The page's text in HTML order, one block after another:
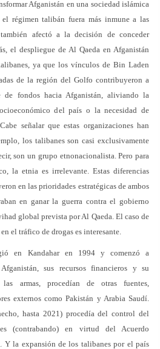
Afganistán en una sociedad islámica
régimen talibán fuera más inmune a las
afectó a la decisión de conceder
el despliegue de Al Qaeda en Afganistán
ya que los vínculos de Bin Laden
de la región del Golfo contribuyeron a
de fondos hacia Afganistán, aliviando la
del país o la necesidad de
señalar que estas organizaciones han
los talibanes son casi exclusivamente
son un grupo etnonacionalista. Pero para
la etnia es irrelevante. Estas diferencias
en las prioridades estratégicas de ambos
en ganar la guerra contra el gobierno
global prevista por Al Qaeda. El caso de
el tráfico de drogas es interesante.
en Kandahar en 1994 y comenzó a
sus recursos financieros y su
las armas, procedían de otras fuentes,
externos como Pakistán y Arabia Saudí.
hasta 2021) procedía del control del
(contrabando) en virtud del Acuerdo
Y la expansión de los talibanes por el país